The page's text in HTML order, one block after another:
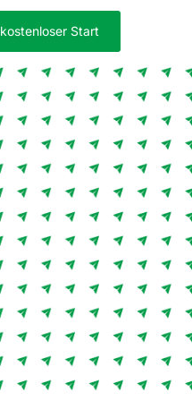
kostenloser Start